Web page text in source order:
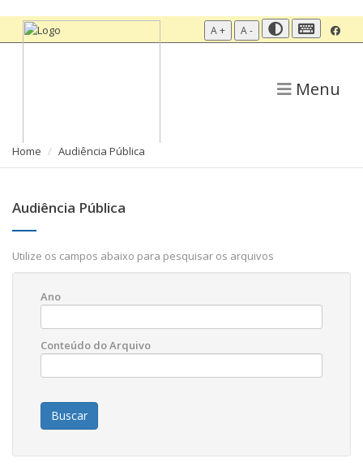
A + A -
Menu
Home Audiência Pública
Audiência Pública
Utilize os campos abaixo para pesquisar os arquivos
Ano
Conteúdo do Arquivo